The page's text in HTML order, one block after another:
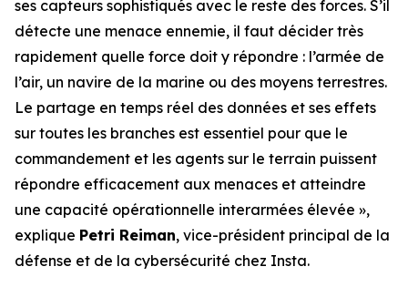
ses capteurs sophistiqués avec le reste des forces. S’il
détecte une menace ennemie, il faut décider très
rapidement quelle force doit y répondre : l’armée de
l’air, un navire de la marine ou des moyens terrestres.
Le partage en temps réel des données et ses effets
sur toutes les branches est essentiel pour que le
commandement et les agents sur le terrain puissent
répondre efficacement aux menaces et atteindre
une capacité opérationnelle interarmées élevée »,
explique Petri Reiman, vice-président principal de la
défense et de la cybersécurité chez Insta.